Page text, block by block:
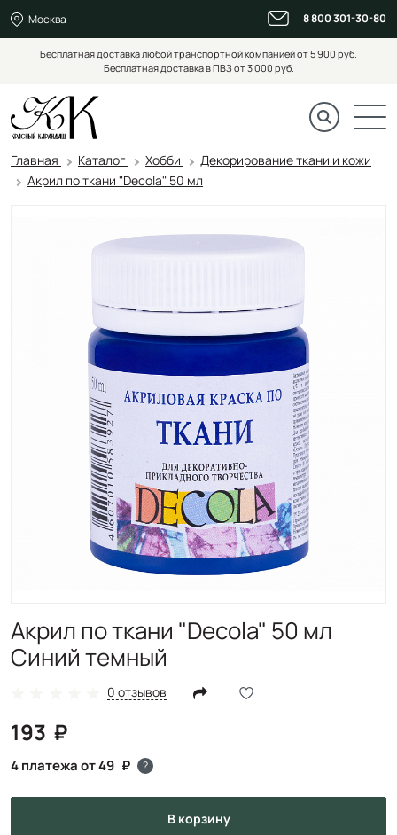
Москва 8 800 301-30-80
Бесплатная доставка любой транспортной компанией от 5 900 руб.
Бесплатная доставка в ПВЗ от 3 000 руб.
Главная Каталог Хобби
Декорирование ткани и кожи
Акрил по ткани "Decola" 50 мл
Акрил по ткани "Decola" 50 мл
Синий темный
0 отзывов
193
4 платежа от 49 ?
в корзину